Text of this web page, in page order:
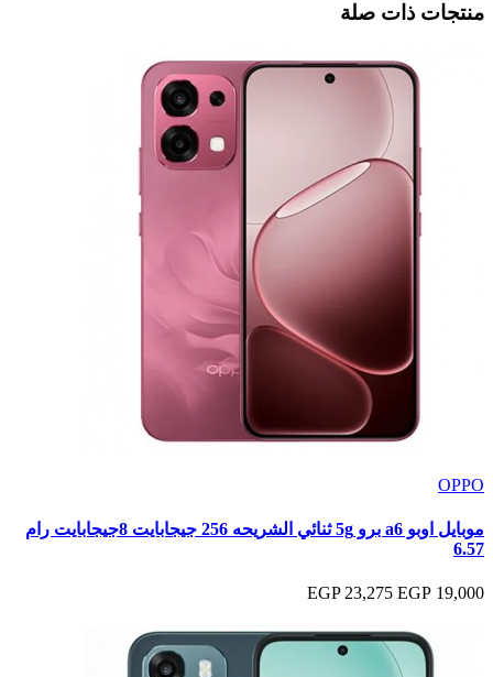
منتجات ذات صلة
OPPO
موبايل اوبو a6 برو 5g ثنائي الشريحه 256 جيجابايت 8جيجابايت رام
6.57
19,000 EGP
23,275 EGP